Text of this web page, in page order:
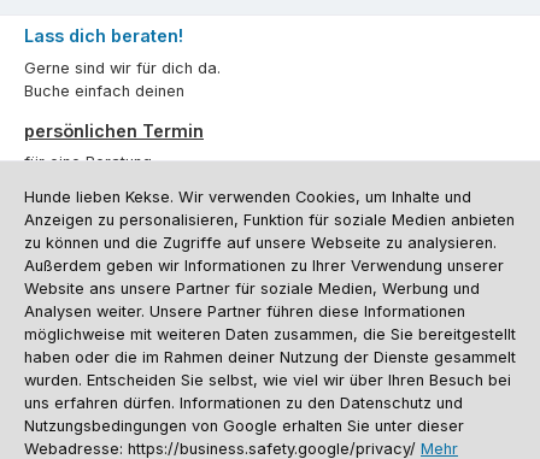
Lass dich beraten!
Gerne sind wir für dich da.
Buche einfach deinen
persönlichen Termin
für eine Beratung.
Oder über unserKontaktformular.
Vertrag widerrufen
Kundenservice
Informationen
Social Media und Kontakt
Hunde lieben Kekse. Wir verwenden Cookies, um Inhalte und
Anzeigen zu personalisieren, Funktion für soziale Medien anbieten
zu können und die Zugriffe auf unsere Webseite zu analysieren.
Außerdem geben wir Informationen zu Ihrer Verwendung unserer
Website ans unsere Partner für soziale Medien, Werbung und
Analysen weiter. Unsere Partner führen diese Informationen
möglichweise mit weiteren Daten zusammen, die Sie bereitgestellt
haben oder die im Rahmen deiner Nutzung der Dienste gesammelt
wurden. Entscheiden Sie selbst, wie viel wir über Ihren Besuch bei
uns erfahren dürfen. Informationen zu den Datenschutz und
Nutzungsbedingungen von Google erhalten Sie unter dieser
Webadresse: https://business.safety.google/privacy/ Mehr